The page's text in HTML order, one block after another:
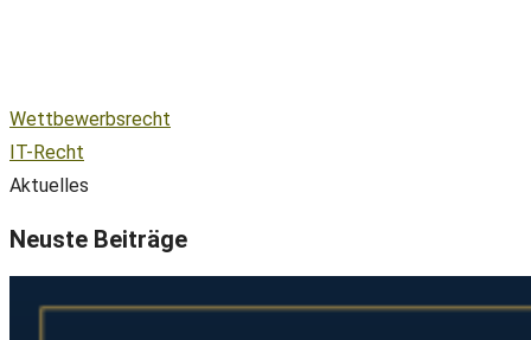
Wettbewerbsrecht
IT-Recht
Aktuelles
Neuste Beiträge